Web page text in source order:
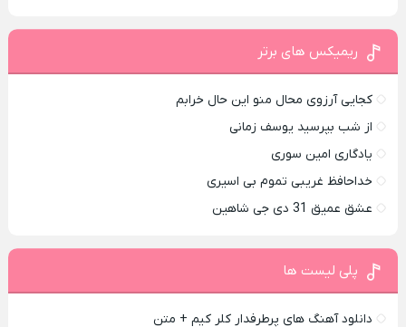
ریمیکس های برتر
کجایی آرزوی محال منو این حال خرابم
از شب بپرسید یوسف زمانی
یادگاری امین سوری
خداحافظ غریبی تموم بی اسیری
عشق عمیق 31 دی جی شاهین
پلی لیست ها
دانلود آهنگ های پرطرفدار کلر کیم + متن